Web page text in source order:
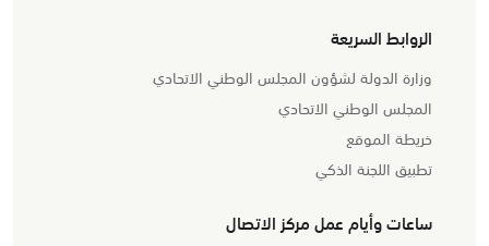
الروابط السريعة
وزارة الدولة لشؤون المجلس الوطني الاتحادي
المجلس الوطني الاتحادي
خريطة الموقع
تطبيق اللجنة الذكي
ساعات وأيام عمل مركز الاتصال